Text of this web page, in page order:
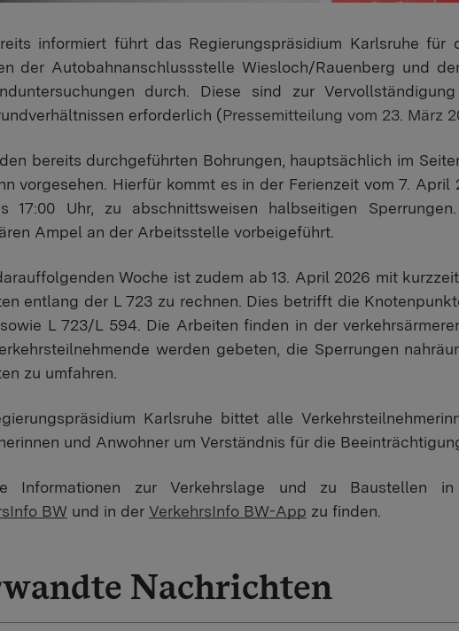
informiert führt das Regierungspräsidium Karlsruhe
der Autobahnanschlussstelle Wiesloch/Rauenberg und
durch. Diese sind zur
erforderlich (Pressemitteilung vom 23. März
bereits durchgeführten Bohrungen, hauptsächlich im
vorgesehen. Hierfür kommt es in der Ferienzeit vom 7.
17:00 Uhr, zu abschnittsweisen halbseitigen
Ampel an der Arbeitsstelle vorbeigeführt.
Woche ist zudem ab 13. April 2026 mit
entlang der L 723 zu rechnen. Dies betrifft die
L 723/L 594. Die Arbeiten finden in der
werden gebeten, die Sperrungen
zu umfahren.
Karlsruhe bittet alle
und Anwohner um Verständnis für die
Informationen zur Verkehrslage und zu Baustellen
BW und in der VerkehrsInfo BW-App zu finden.
Nachrichten